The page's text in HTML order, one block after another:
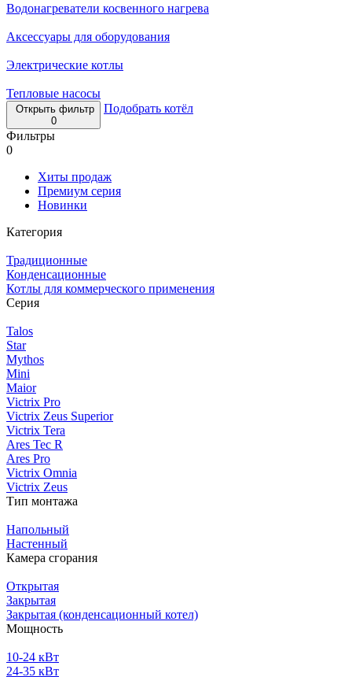
Водонагреватели косвенного нагрева
Аксессуары для оборудования
Электрические котлы
Тепловые насосы
Открыть фильтр
0
Подобрать котёл
Фильтры
0
Хиты продаж
Премиум серия
Новинки
Категория
Традиционные
Конденсационные
Котлы для коммерческого применения
Серия
Talos
Star
Mythos
Mini
Maior
Victrix Pro
Victrix Zeus Superior
Victrix Tera
Ares Tec R
Ares Pro
Victrix Omnia
Victrix Zeus
Тип монтажа
Напольный
Настенный
Камера сгорания
Открытая
Закрытая
Закрытая (конденсационный котел)
Мощность
10-24 кВт
24-35 кВт